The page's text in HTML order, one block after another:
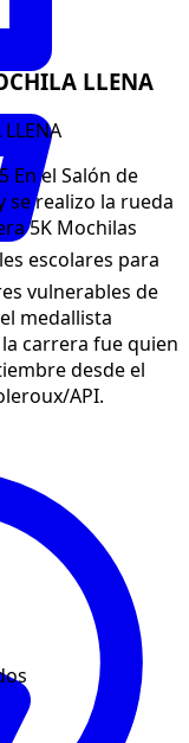
LLENA
En el Salón de
se realizo la rueda
5K Mochilas
escolares para
vulnerables de
medallista
carrera fue quien
desde el
API.